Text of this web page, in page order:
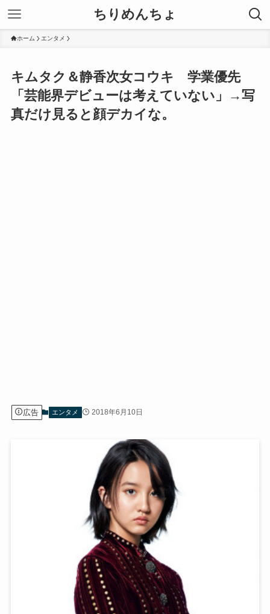
ちりめんちょ
ホーム エンタメ
キムタク＆静香次女コウキ 学業優先
「芸能界デビューは考えていない」→写
真だけ見ると顔デカイな。
広告 エンタメ 2018年6月10日